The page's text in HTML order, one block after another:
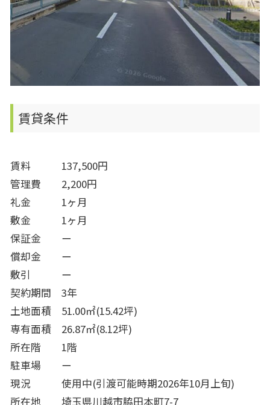
賃貸条件
賃料 137,500円
管理費 2,200円
礼金 1ヶ月
敷金 1ヶ月
保証金 ー
償却金 ー
敷引 ー
契約期間 3年
土地面積 51.00㎡(15.42坪)
専有面積 26.87㎡(8.12坪)
所在階 1階
駐車場 ー
現況 使用中(引渡可能時期2026年10月上旬)
所在地 埼玉県川越市脇田本町7-7